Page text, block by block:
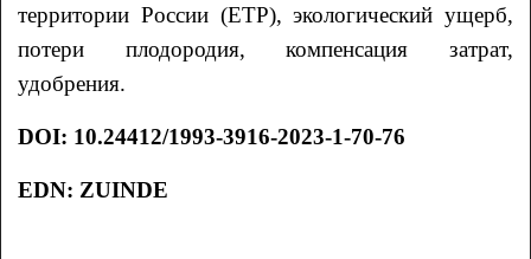
территории России (ЕТР), экологический ущерб,
потери плодородия, компенсация затрат,
удобрения.
DOI: 10.24412/1993-3916-2023-1-70-76
EDN: ZUINDE